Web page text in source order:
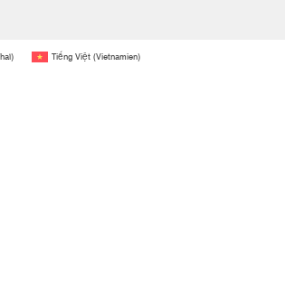
) Tiếng Việt (Vietnamien)